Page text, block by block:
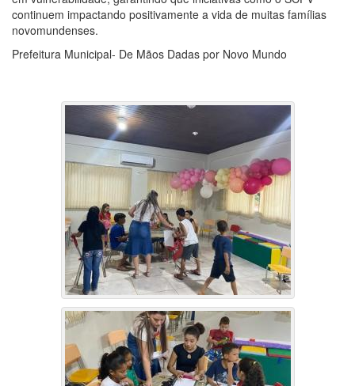
continuem impactando positivamente a vida de muitas famílias
novomundenses.
Prefeitura Municipal- De Mãos Dadas por Novo Mundo